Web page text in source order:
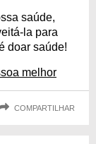
saúde,
la para
doar saúde!
melhor
COMPARTILHAR